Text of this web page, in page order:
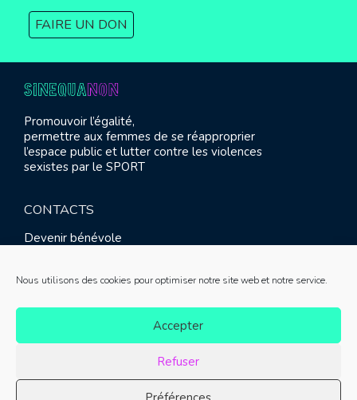
Nous utilisons des cookies pour optimiser notre site web et notre service.
Accepter
Refuser
FAIRE UN DON
Promouvoir l’égalité,
permettre aux femmes de se réapproprier
l’espace public et lutter contre les violences
sexistes par le SPORT
CONTACTS
Devenir bénévole
Contact